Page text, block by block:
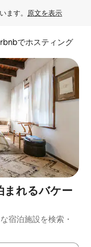
ます。 原文を表示
でホスティング
まれるバケー
宿泊施設を検索・